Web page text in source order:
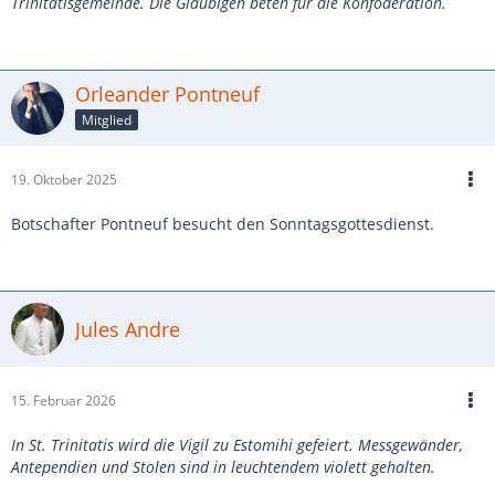
Orleander Pontneuf
Mitglied
19. Oktober 2025
Botschafter Pontneuf besucht den Sonntagsgottesdienst.
Jules Andre
15. Februar 2026
In St. Trinitatis wird die Vigil zu Estomihi gefeiert. Messgewänder,
Antependien und Stolen sind in leuchtendem violett gehalten.